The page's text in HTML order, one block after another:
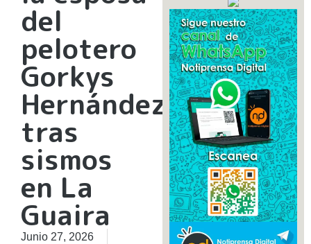
del
pelotero
Gorkys
Hernández
tras
sismos
en La
Guaira
Junio 27, 2026